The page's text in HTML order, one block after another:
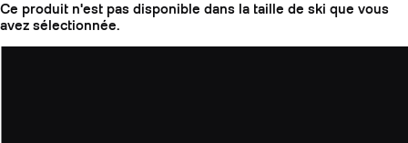
Ce produit n'est pas disponible dans la taille de ski que vous
avez sélectionnée.